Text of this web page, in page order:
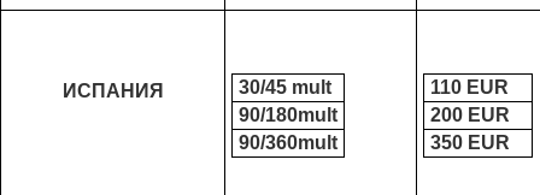
ИСПАНИЯ
30/45 mult
90/180mult
90/360mult
110 ЕUR
200 ЕUR
350 ЕUR